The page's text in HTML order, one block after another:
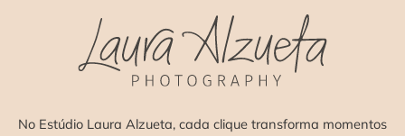
No Estúdio Laura Alzueta, cada clique transforma momentos